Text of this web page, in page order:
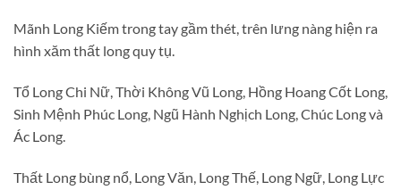
Mãnh Long Kiếm trong tay gầm thét, trên lưng nàng hiện ra
hình xăm thất long quy tụ.
Tổ Long Chi Nữ, Thời Không Vũ Long, Hồng Hoang Cốt Long,
Sinh Mệnh Phúc Long, Ngũ Hành Nghịch Long, Chúc Long và
Ác Long.
Thất Long bùng nổ, Long Văn, Long Thế, Long Ngữ, Long Lực